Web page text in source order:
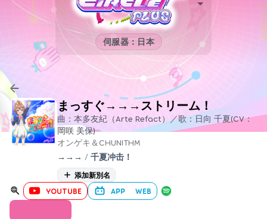
伺服器：日本
まっすぐ→→→ストリーム！
曲：本多友紀（Arte Refact）／歌：日向 千夏(CV：
岡咲 美保)
オンゲキ＆CHUNITHM
→→→ / 千夏冲击！
添加新別名
YOUTUBE APP WEB